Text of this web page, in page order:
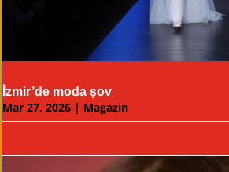
İzmir’de moda şov
Mar 27, 2026 | Magazin